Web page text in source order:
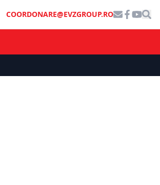
COORDONARE@EVZGROUP.RO